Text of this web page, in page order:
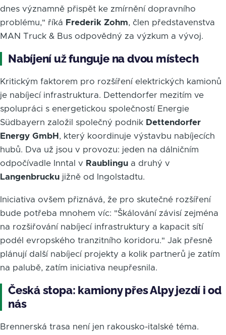
dnes významně přispět ke zmírnění dopravního
problému," říká Frederik Zohm, člen představenstva
MAN Truck & Bus odpovědný za výzkum a vývoj.
Nabíjení už funguje na dvou místech
Kritickým faktorem pro rozšíření elektrických kamionů
je nabíjecí infrastruktura. Dettendorfer mezitím ve
spolupráci s energetickou společností Energie
Südbayern založil společný podnik Dettendorfer
Energy GmbH , který koordinuje výstavbu nabíjecích
hubů. Dva už jsou v provozu: jeden na dálničním
odpočívadle Inntal v Raublingu a druhý v
Langenbrucku jižně od Ingolstadtu.
Iniciativa ovšem přiznává, že pro skutečné rozšíření
bude potřeba mnohem víc: "Škálování závisí zejména
na rozšiřování nabíjecí infrastruktury a kapacit sítí
podél evropského tranzitního koridoru." Jak přesně
plánují další nabíjecí projekty a kolik partnerů je zatím
na palubě, zatím iniciativa neupřesnila.
Česká stopa: kamiony přes Alpy jezdí i od
nás
Brennerská trasa není jen rakousko-italské téma.